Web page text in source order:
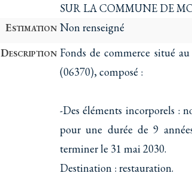
SUR LA COMMUNE DE
Estimation Non renseigné
Description Fonds de commerce situé
(06370), composé :
-Des éléments incorporels :
pour une durée de 9
terminer le 31 mai 2030.
Destination : restauration.